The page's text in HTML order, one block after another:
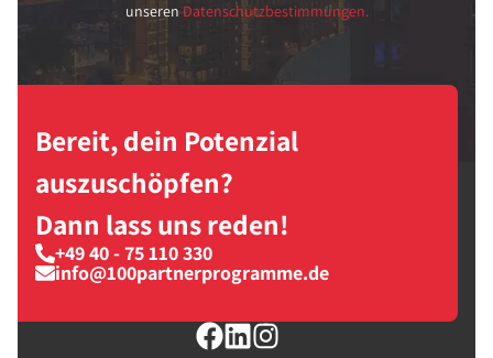
unseren Datenschutzbestimmungen.
Bereit, dein Potenzial
auszuschöpfen?
Dann lass uns reden!
+49 40 - 75 110 330
info@100partnerprogramme.de